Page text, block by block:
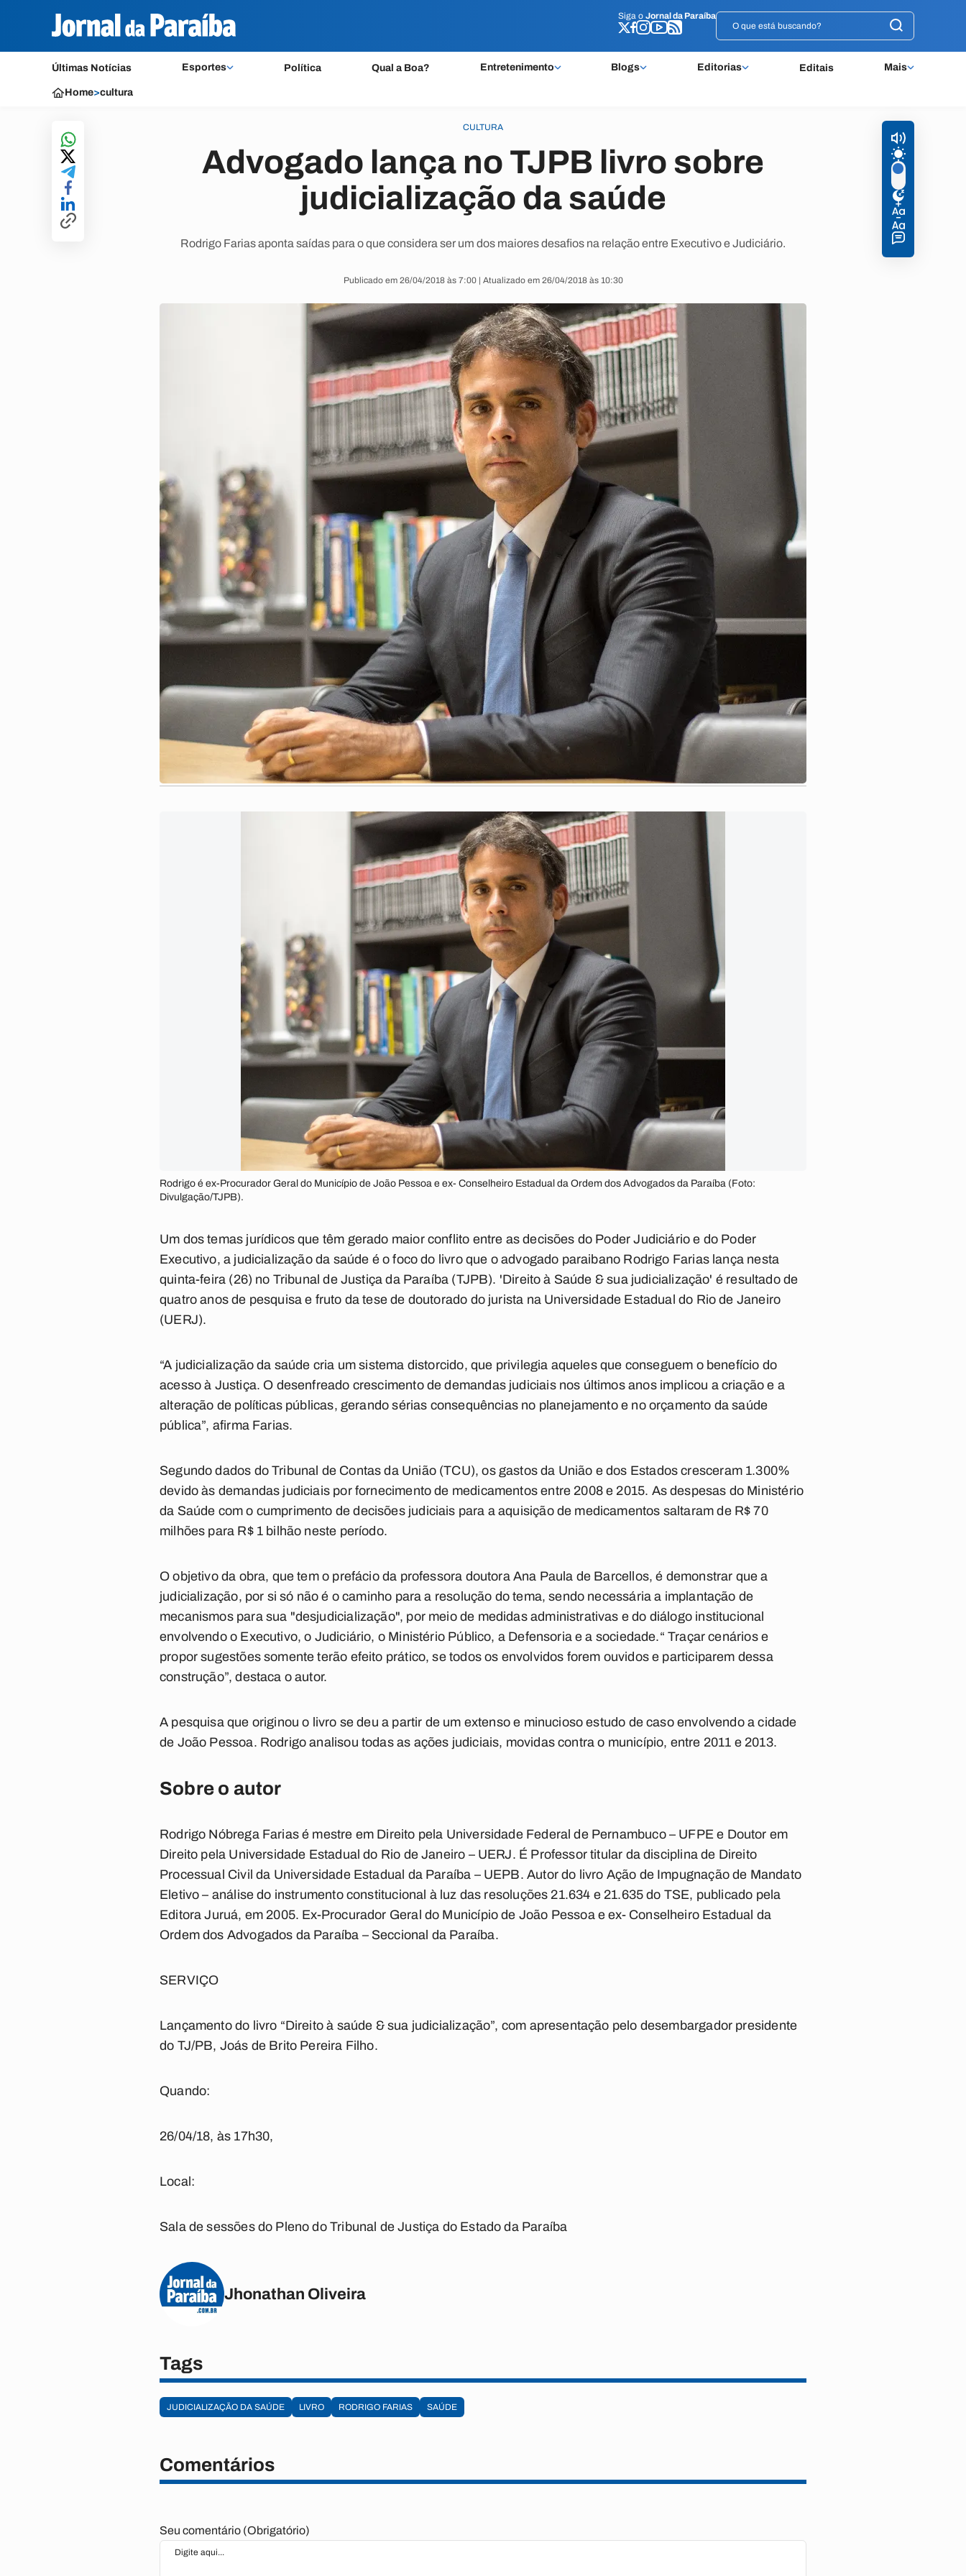
Siga o Jornal da Paraíba
Últimas Notícias Esportes Política Qual a Boa? Entretenimento Blogs Editorias Editais Mais
Siga o Jornal da Paraíba
Home>cultura
CULTURA
Advogado lança no TJPB livro sobre
judicialização da saúde
Rodrigo Farias aponta saídas para o que considera ser um dos maiores desafios na relação entre Executivo e Judiciário.
Publicado em 26/04/2018 às 7:00 | Atualizado em 26/04/2018 às 10:30
Rodrigo é ex-Procurador Geral do Município de João Pessoa e ex- Conselheiro Estadual da Ordem dos Advogados da Paraíba (Foto:
Divulgação/TJPB).
Um dos temas jurídicos que têm gerado maior conflito entre as decisões do Poder Judiciário e do Poder
Executivo, a judicialização da saúde é o foco do livro que o advogado paraibano Rodrigo Farias lança nesta
quinta-feira (26) no Tribunal de Justiça da Paraíba (TJPB). 'Direito à Saúde & sua judicialização' é resultado de
quatro anos de pesquisa e fruto da tese de doutorado do jurista na Universidade Estadual do Rio de Janeiro
(UERJ).
“A judicialização da saúde cria um sistema distorcido, que privilegia aqueles que conseguem o benefício do
acesso à Justiça. O desenfreado crescimento de demandas judiciais nos últimos anos implicou a criação e a
alteração de políticas públicas, gerando sérias consequências no planejamento e no orçamento da saúde
pública”, afirma Farias.
Segundo dados do Tribunal de Contas da União (TCU), os gastos da União e dos Estados cresceram 1.300%
devido às demandas judiciais por fornecimento de medicamentos entre 2008 e 2015. As despesas do Ministério
da Saúde com o cumprimento de decisões judiciais para a aquisição de medicamentos saltaram de R$ 70
milhões para R$ 1 bilhão neste período.
O objetivo da obra, que tem o prefácio da professora doutora Ana Paula de Barcellos, é demonstrar que a
judicialização, por si só não é o caminho para a resolução do tema, sendo necessária a implantação de
mecanismos para sua "desjudicialização", por meio de medidas administrativas e do diálogo institucional
envolvendo o Executivo, o Judiciário, o Ministério Público, a Defensoria e a sociedade.“ Traçar cenários e
propor sugestões somente terão efeito prático, se todos os envolvidos forem ouvidos e participarem dessa
construção”, destaca o autor.
A pesquisa que originou o livro se deu a partir de um extenso e minucioso estudo de caso envolvendo a cidade
de João Pessoa. Rodrigo analisou todas as ações judiciais, movidas contra o município, entre 2011 e 2013.
Sobre o autor
Rodrigo Nóbrega Farias é mestre em Direito pela Universidade Federal de Pernambuco – UFPE e Doutor em
Direito pela Universidade Estadual do Rio de Janeiro – UERJ. É Professor titular da disciplina de Direito
Processual Civil da Universidade Estadual da Paraíba – UEPB. Autor do livro Ação de Impugnação de Mandato
Eletivo – análise do instrumento constitucional à luz das resoluções 21.634 e 21.635 do TSE, publicado pela
Editora Juruá, em 2005. Ex-Procurador Geral do Município de João Pessoa e ex- Conselheiro Estadual da
Ordem dos Advogados da Paraíba – Seccional da Paraíba.
SERVIÇO
Lançamento do livro “Direito à saúde & sua judicialização”, com apresentação pelo desembargador presidente
do TJ/PB, Joás de Brito Pereira Filho.
Quando:
26/04/18, às 17h30,
Local:
Sala de sessões do Pleno do Tribunal de Justiça do Estado da Paraíba
Jhonathan Oliveira
Tags
JUDICIALIZAÇÃO DA SAÚDE LIVRO RODRIGO FARIAS SAÚDE
Comentários
Seu comentário (Obrigatório)